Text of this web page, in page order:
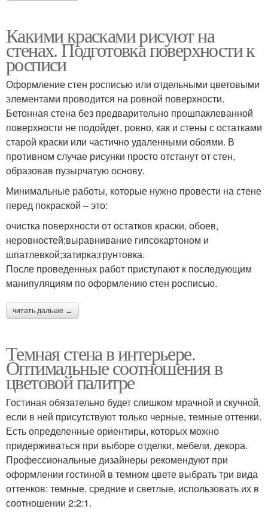
Какими красками рисуют на
стенах. Подготовка поверхности к
росписи
Оформление стен росписью или отдельными цветовыми
элементами проводится на ровной поверхности.
Бетонная стена без предварительно прошпаклеванной
поверхности не подойдет, ровно, как и стены с остатками
старой краски или частично удаленными обоями. В
противном случае рисунки просто отстанут от стен,
образовав пузырчатую основу.
Минимальные работы, которые нужно провести на стене
перед покраской – это:
очистка поверхности от остатков краски, обоев,
неровностей;выравнивание гипсокартоном и
шпатлевкой;затирка;грунтовка.
После проведенных работ приступают к последующим
манипуляциям по оформлению стен росписью.
читать дальше →
Темная стена в интерьере.
Оптимальные соотношения в
цветовой палитре
Гостиная обязательно будет слишком мрачной и скучной,
если в ней присутствуют только черные, темные оттенки.
Есть определенные ориентиры, которых можно
придерживаться при выборе отделки, мебели, декора.
Профессиональные дизайнеры рекомендуют при
оформлении гостиной в темном цвете выбрать три вида
оттенков: темные, средние и светлые, использовать их в
соотношении 2:2:1.